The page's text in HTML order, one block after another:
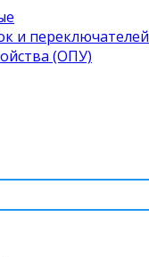
и переключателей
(ОПУ)